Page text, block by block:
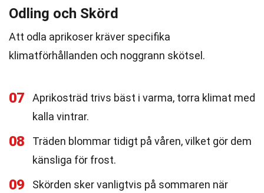
Odling och Skörd
Att odla aprikoser kräver specifika
klimatförhållanden och noggrann skötsel.
07
Aprikosträd trivs bäst i varma, torra klimat med
kalla vintrar.
08
Träden blommar tidigt på våren, vilket gör dem
känsliga för frost.
09
Skörden sker vanligtvis på sommaren när